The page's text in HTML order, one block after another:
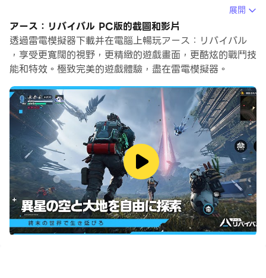
當你在電腦上玩アース：リバイバル的時候，你可以調整幀
頻設定，享受流暢的遊戲體驗和酷炫的遊戲畫面。
雷電模擬器還提供配置好的鍵盤映射，以最大限度地方便你
控制整個遊戲的操作。鍵盤映射功能的不斷最佳化還提高了
電模擬器還為你配置了特殊的按鈕，如射擊按鈕、隱藏滑鼠
按鈕、連續按鍵等。
如果你想用遊戲手把玩遊戲，自動啟用的遊戲手把檢測可以
幫助你在幾個簡單的點擊中自訂控制，自由移動你的英雄。
現在就開始在電腦上下載和玩アース：リバイバル吧！
『アース：リバイバル』は、SFサバイバル系のオープン
ワールドMMOゲームです。Lv.90バージョンが開放さ
れ、シーズンコンテンツがスタートしました。新装備・新
ペット・新バトルスーツで生存戦力が大幅にアップ！さら
展開
アース：リバイバル PC版的截圖和影片
透過雷電模擬器下載并在電腦上暢玩アース：リバイバル
，享受更寬闊的視野，更精緻的遊戲畫面，更酷炫的戰鬥技
能和特效。極致完美的遊戲體驗，盡在雷電模擬器。